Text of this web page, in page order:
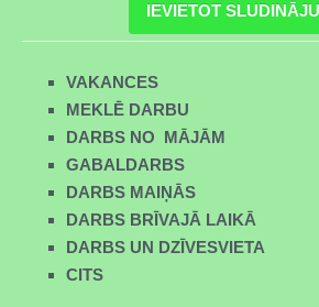
IEVIETOT
VAKANCES
MEKLĒ DARBU
DARBS NO MĀJĀM
GABALDARBS
DARBS MAIŅĀS
DARBS BRĪVAJĀ LAIKĀ
DARBS UN DZĪVESVIETA
CITS